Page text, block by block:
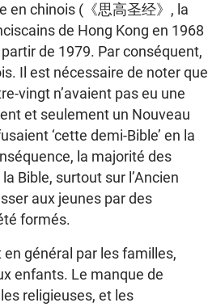
en chinois (《思高圣经》, la
de Hong Kong en 1968
de 1979. Par conséquent,
Il est nécessaire de noter que
vingt n’avaient pas eu une
et seulement un Nouveau
‘cette demi-Bible’ en la
la majorité des
Bible, surtout sur l’Ancien
aux jeunes par des
formés.
général par les familles,
enfants. Le manque de
religieuses, et les